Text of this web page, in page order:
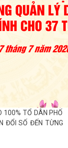
100% TỔ DÂN PHỐ
ĐỔI SỐ ĐẾN TỪNG